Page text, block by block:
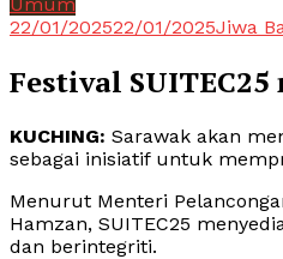
22/01/202522/01/2025Jiwa
Festival
KUCHING: Sarawak akan
sebagai inisiatif untuk
Menurut Menteri
Hamzan, SUITEC25
dan berintegriti.